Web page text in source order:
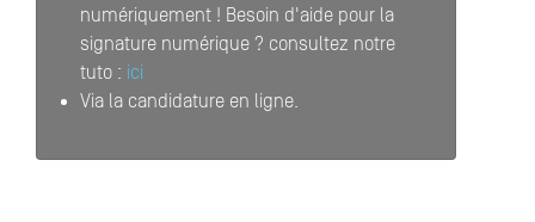
numériquement ! Besoin d'aide pour la
signature numérique ? consultez notre
tuto : ici
Via la candidature en ligne.